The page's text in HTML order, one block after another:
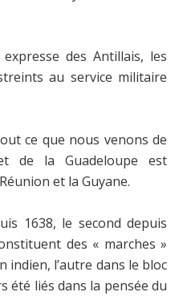
des Antillais, les
au service militaire
ce que nous venons de
de la Guadeloupe est
et la Guyane.
1638, le second depuis
des « marches »
indien, l’autre dans le bloc
été liés dans la pensée du